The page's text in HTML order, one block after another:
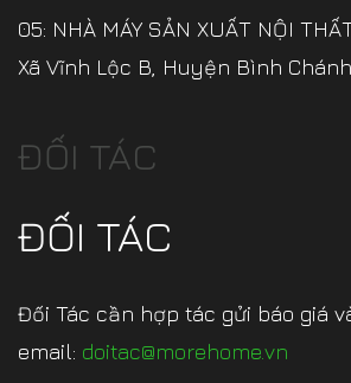
05: NHÀ MÁY SẢN XUẤT NỘI
Xã Vĩnh Lộc B, Huyện Bình
ĐỐI TÁC
ĐỐI TÁC
Đối Tác cần hợp tác gửi báo giá
email: doitac@morehome.vn